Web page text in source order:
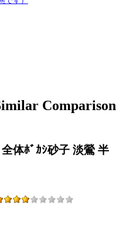
Comparison
体ﾎﾞｶｼ砂子 淡鶯 半